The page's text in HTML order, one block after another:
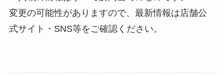
変更の可能性がありますので、最新情報は店舗公
式サイト・SNS等をご確認ください。